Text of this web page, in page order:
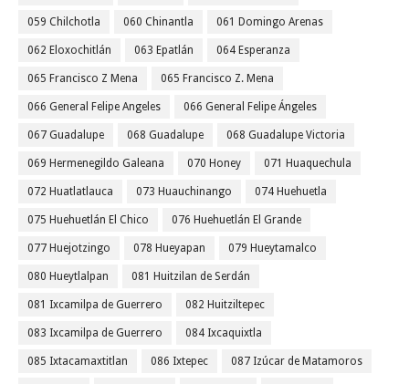
059 Chilchotla 060 Chinantla 061 Domingo Arenas
062 Eloxochitlán 063 Epatlán 064 Esperanza
065 Francisco Z Mena 065 Francisco Z. Mena
066 General Felipe Angeles 066 General Felipe Ángeles
067 Guadalupe 068 Guadalupe 068 Guadalupe Victoria
069 Hermenegildo Galeana 070 Honey 071 Huaquechula
072 Huatlatlauca 073 Huauchinango 074 Huehuetla
075 Huehuetlán El Chico 076 Huehuetlán El Grande
077 Huejotzingo 078 Hueyapan 079 Hueytamalco
080 Hueytlalpan 081 Huitzilan de Serdán
081 Ixcamilpa de Guerrero 082 Huitziltepec
083 Ixcamilpa de Guerrero 084 Ixcaquixtla
085 Ixtacamaxtitlan 086 Ixtepec 087 Izúcar de Matamoros